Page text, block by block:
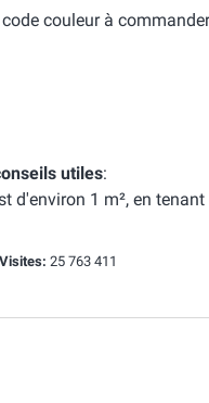
couleur à
utiles:
d'environ 1 m², en
Visites: 25 763 411